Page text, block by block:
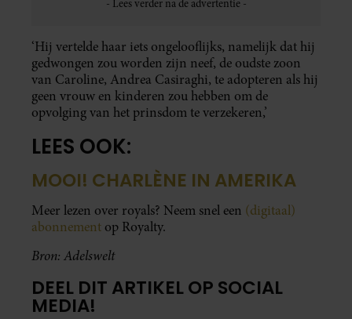
‘Hij vertelde haar iets ongelooflijks, namelijk dat hij
gedwongen zou worden zijn neef, de oudste zoon
van Caroline, Andrea Casiraghi, te adopteren als hij
geen vrouw en kinderen zou hebben om de
opvolging van het prinsdom te verzekeren,’
LEES OOK:
MOOI! CHARLÈNE IN AMERIKA
Meer lezen over royals? Neem snel een (digitaal)
abonnement op Royalty.
Bron: Adelswelt
DEEL DIT ARTIKEL OP SOCIAL
MEDIA!